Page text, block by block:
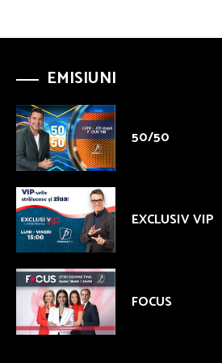
EMISIUNI
50/50
EXCLUSIV VIP
FOCUS